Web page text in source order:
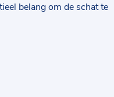
belang om de schat te